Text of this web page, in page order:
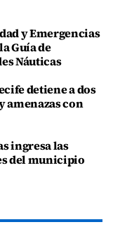
y Emergencias
Guía de
Náuticas
detiene a dos
amenazas con
ingresa las
del municipio